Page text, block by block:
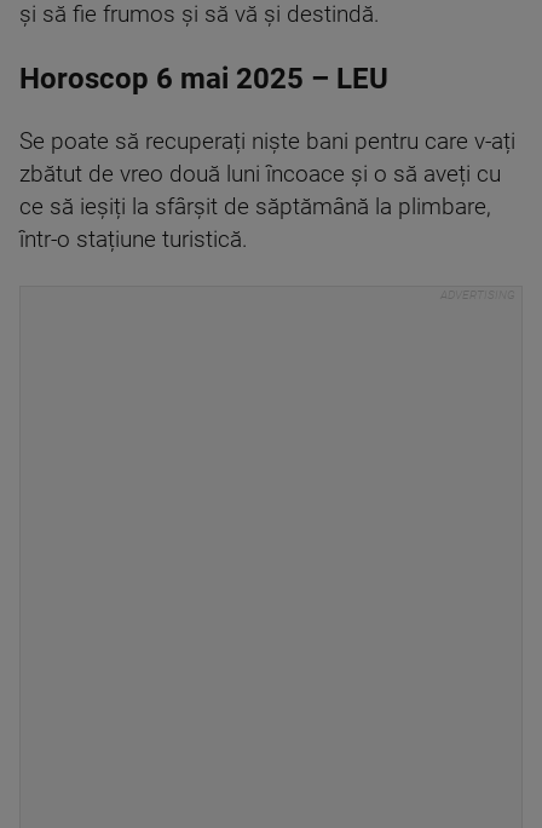
și să fie frumos și să vă și destindă.
Horoscop 6 mai 2025 – LEU
Se poate să recuperați niște bani pentru care v-ați
zbătut de vreo două luni încoace și o să aveți cu
ce să ieșiți la sfârșit de săptămână la plimbare,
într-o stațiune turistică.